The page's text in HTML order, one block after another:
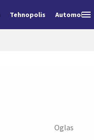
Tehnopolis Automobili